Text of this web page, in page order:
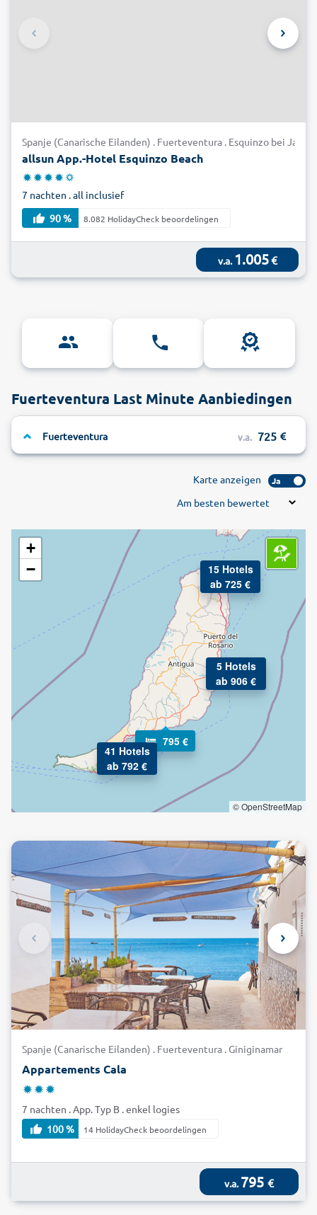
Spanje (Canarische Eilanden) . Fuerteventura . Esquinzo bei Jandia
allsun App.-Hotel Esquinzo Beach
7 nachten . all inclusief
90 %
8.082 HolidayCheck beoordelingen
v.a.1.005€
Fuerteventura Last Minute Aanbiedingen
Fuerteventura v.a. 725
Karte anzeigen Ja
Am besten bewertet
15 Hotels
ab 725 €
5 Hotels
ab 906 €
41 Hotels
ab 792 €
795 €
+
−
© OpenStreetMap
Spanje (Canarische Eilanden) . Fuerteventura . Giniginamar
Appartements Cala
7 nachten . App. Typ B . enkel logies
100 %
14 HolidayCheck beoordelingen
v.a.795 €